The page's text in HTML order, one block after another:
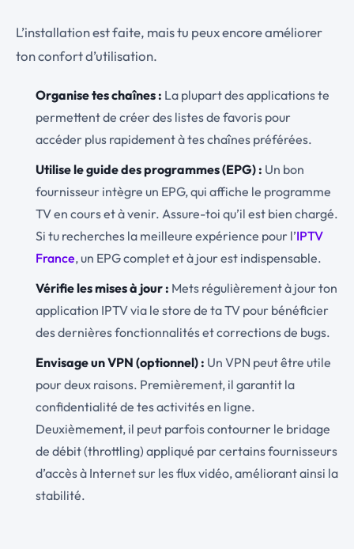
L’installation est faite, mais tu peux encore améliorer
ton confort d’utilisation.
Organise tes chaînes : La plupart des applications te
permettent de créer des listes de favoris pour
accéder plus rapidement à tes chaînes préférées.
Utilise le guide des programmes (EPG) : Un bon
fournisseur intègre un EPG, qui affiche le programme
TV en cours et à venir. Assure-toi qu’il est bien chargé.
Si tu recherches la meilleure expérience pour l’IPTV
France, un EPG complet et à jour est indispensable.
Vérifie les mises à jour : Mets régulièrement à jour ton
application IPTV via le store de ta TV pour bénéficier
des dernières fonctionnalités et corrections de bugs.
Envisage un VPN (optionnel) : Un VPN peut être utile
pour deux raisons. Premièrement, il garantit la
confidentialité de tes activités en ligne.
Deuxièmement, il peut parfois contourner le bridage
de débit (throttling) appliqué par certains fournisseurs
d’accès à Internet sur les flux vidéo, améliorant ainsi la
stabilité.